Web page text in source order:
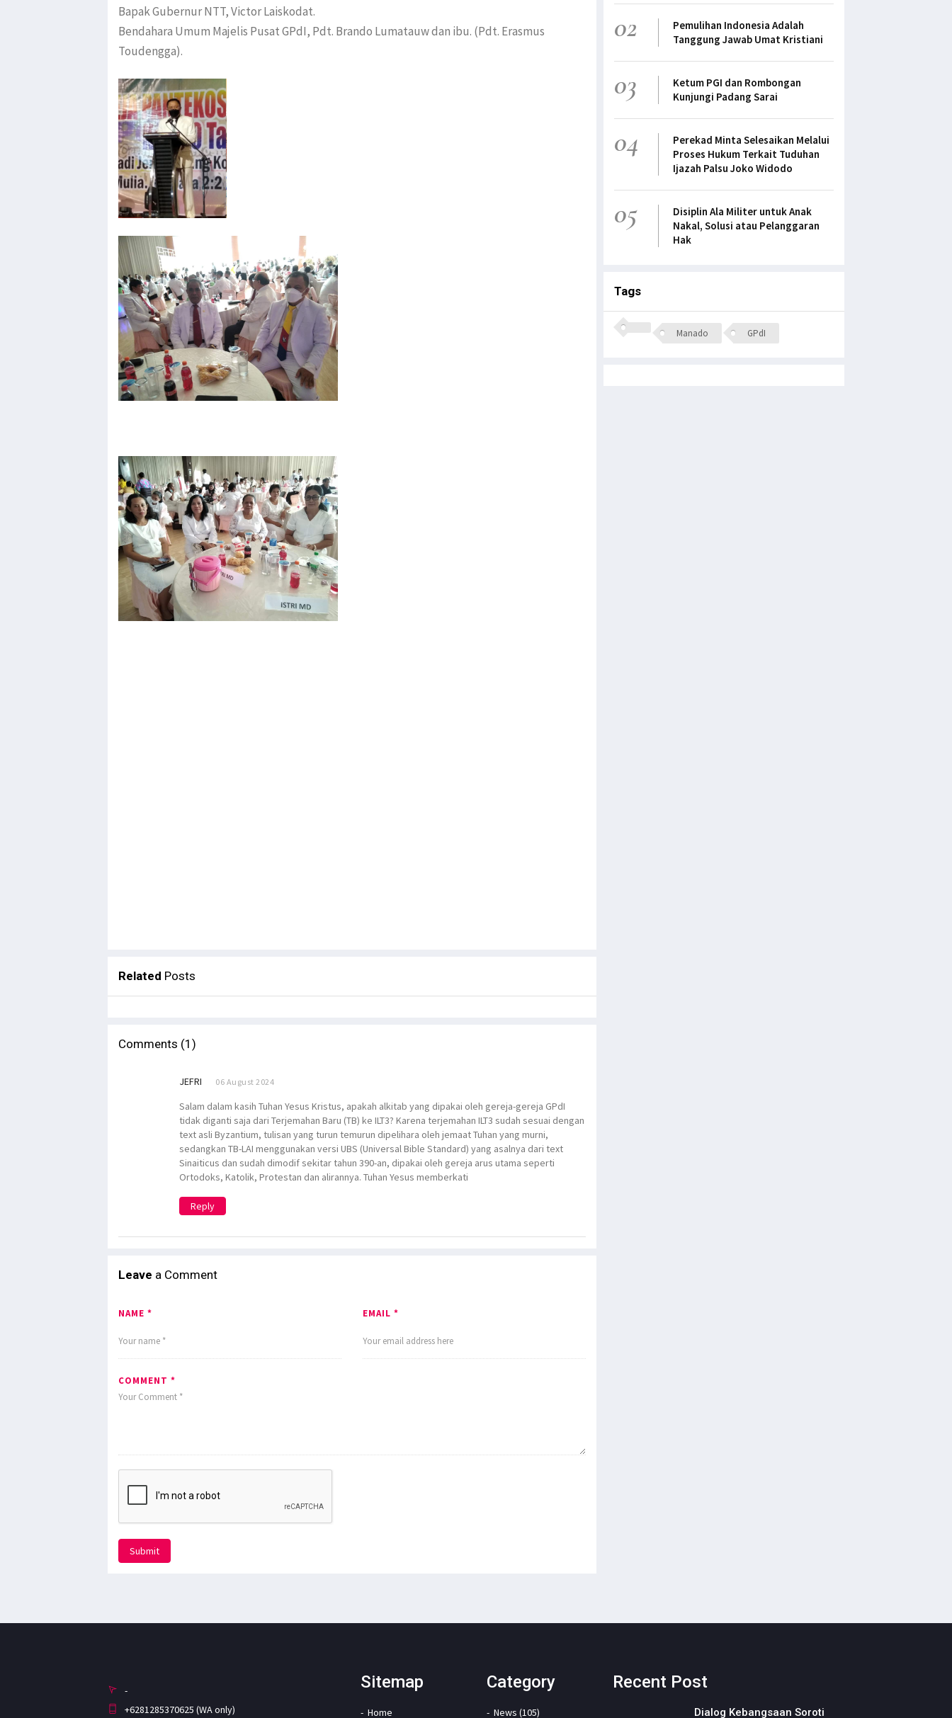
Bapak Gubernur NTT, Victor Laiskodat.
Bendahara Umum Majelis Pusat GPdI, Pdt. Brando Lumatauw dan ibu. (Pdt. Erasmus
Toudengga).
Related Posts
Comments (1)
JEFRI 06 August 2024
Salam dalam kasih Tuhan Yesus Kristus, apakah alkitab yang dipakai oleh gereja-gereja GPdI
tidak diganti saja dari Terjemahan Baru (TB) ke ILT3? Karena terjemahan ILT3 sudah sesuai dengan
text asli Byzantium, tulisan yang turun temurun dipelihara oleh jemaat Tuhan yang murni,
sedangkan TB-LAI menggunakan versi UBS (Universal Bible Standard) yang asalnya dari text
Sinaiticus dan sudah dimodif sekitar tahun 390-an, dipakai oleh gereja arus utama seperti
Ortodoks, Katolik, Protestan dan alirannya. Tuhan Yesus memberkati
Reply
Leave a Comment
NAME * EMAIL *
COMMENT *
Submit
02
Pemulihan Indonesia Adalah
Tanggung Jawab Umat Kristiani
03
Ketum PGI dan Rombongan
Kunjungi Padang Sarai
04
Perekad Minta Selesaikan Melalui
Proses Hukum Terkait Tuduhan
Ijazah Palsu Joko Widodo
05
Disiplin Ala Militer untuk Anak
Nakal, Solusi atau Pelanggaran
Hak
Tags
Manado GPdI
-
+6281285370625 (WA only)
Sitemap
Home
Category
News (105)
Recent Post
Dialog Kebangsaan Soroti